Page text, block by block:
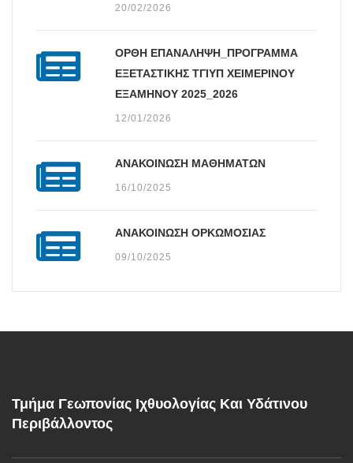
20/02/2026
ΟΡΘΗ ΕΠΑΝΑΛΗΨΗ_ΠΡΟΓΡΑΜΜΑ
ΕΞΕΤΑΣΤΙΚΗΣ ΤΓΙΥΠ ΧΕΙΜΕΡΙΝΟΥ
ΕΞΑΜΗΝΟΥ 2025_2026
12/01/2026
ΑΝΑΚΟΙΝΩΣΗ ΜΑΘΗΜΑΤΩΝ
16/10/2025
ΑΝΑΚΟΙΝΩΣΗ ΟΡΚΩΜΟΣΙΑΣ
09/10/2025
Τμήμα Γεωπονίας Ιχθυολογίας Και Υδάτινου
Περιβάλλοντος